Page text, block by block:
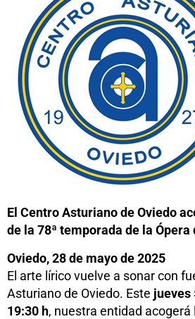
El Centro Asturiano de Oviedo
de la 78ª temporada de la Ópera
Oviedo, 28 de mayo de 2025
El arte lírico vuelve a sonar con
Asturiano de Oviedo. Este jueves
19:30 h, nuestra entidad